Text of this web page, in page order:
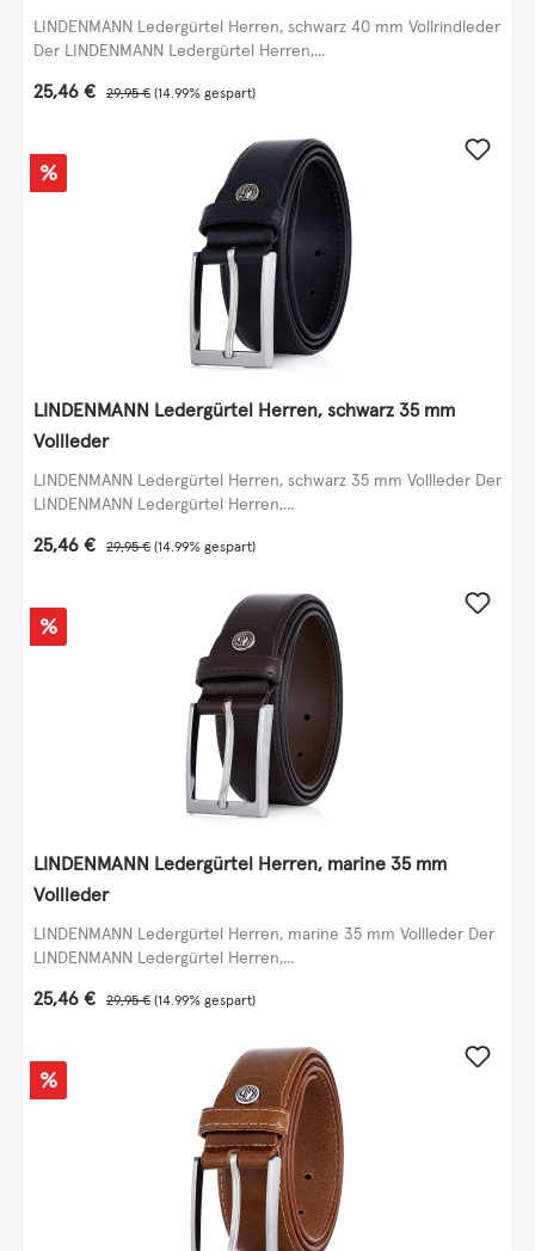
LINDENMANN Ledergürtel Herren, schwarz 40 mm Vollrindleder
Der LINDENMANN Ledergürtel Herren,...
Verkaufspreis:
25,46 € Regulärer Preis:
29,95 € (14.99% gespart)
Rabatt
%
LINDENMANN Ledergürtel Herren, schwarz 35 mm
Vollleder
LINDENMANN Ledergürtel Herren, schwarz 35 mm Vollleder Der
LINDENMANN Ledergürtel Herren,...
Verkaufspreis:
25,46 € Regulärer Preis:
29,95 € (14.99% gespart)
Rabatt
%
LINDENMANN Ledergürtel Herren, marine 35 mm
Vollleder
LINDENMANN Ledergürtel Herren, marine 35 mm Vollleder Der
LINDENMANN Ledergürtel Herren,...
Verkaufspreis:
25,46 € Regulärer Preis:
29,95 € (14.99% gespart)
Rabatt
%